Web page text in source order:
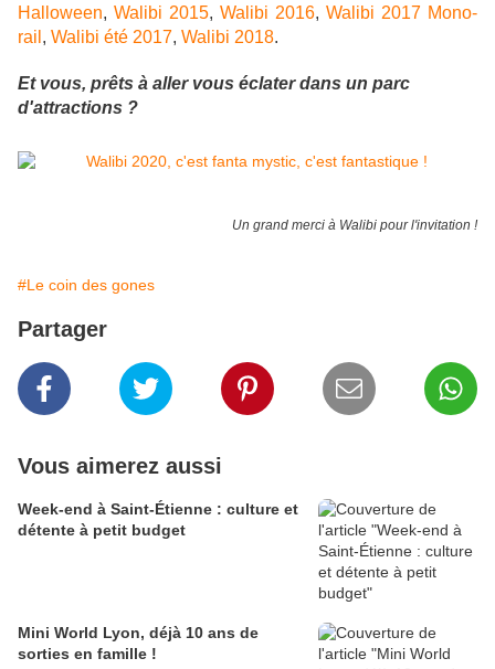
Halloween, Walibi 2015, Walibi 2016, Walibi 2017 Mono-
rail , Walibi été 2017, Walibi 2018.
Et vous, prêts à aller vous éclater dans un parc
d'attractions ?
Un grand merci à Walibi pour l'invitation !
#Le coin des gones
Partager
Vous aimerez aussi
Week-end à Saint-Étienne : culture et
détente à petit budget
Mini World Lyon, déjà 10 ans de
sorties en famille !